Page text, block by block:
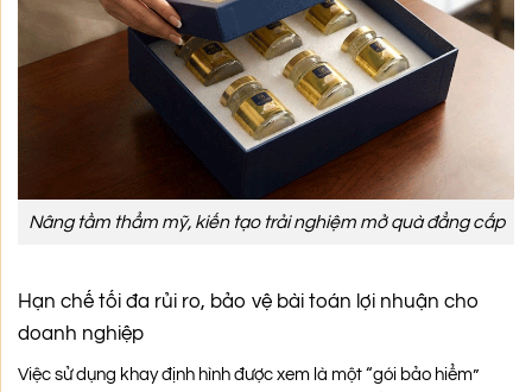
Nâng tầm thẩm mỹ, kiến tạo trải nghiệm mở quà đẳng cấp
Hạn chế tối đa rủi ro, bảo vệ bài toán lợi nhuận cho
doanh nghiệp
Việc sử dụng khay định hình được xem là một “gói bảo hiểm”